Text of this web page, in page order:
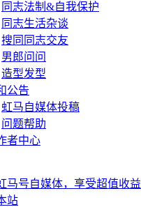
同志法制&自我保护
同志生活杂谈
搜同同志交友
男郎问问
造型发型
公告
虹马自媒体投稿
问题帮助
者中心
马号自媒体，享受超值收益
站